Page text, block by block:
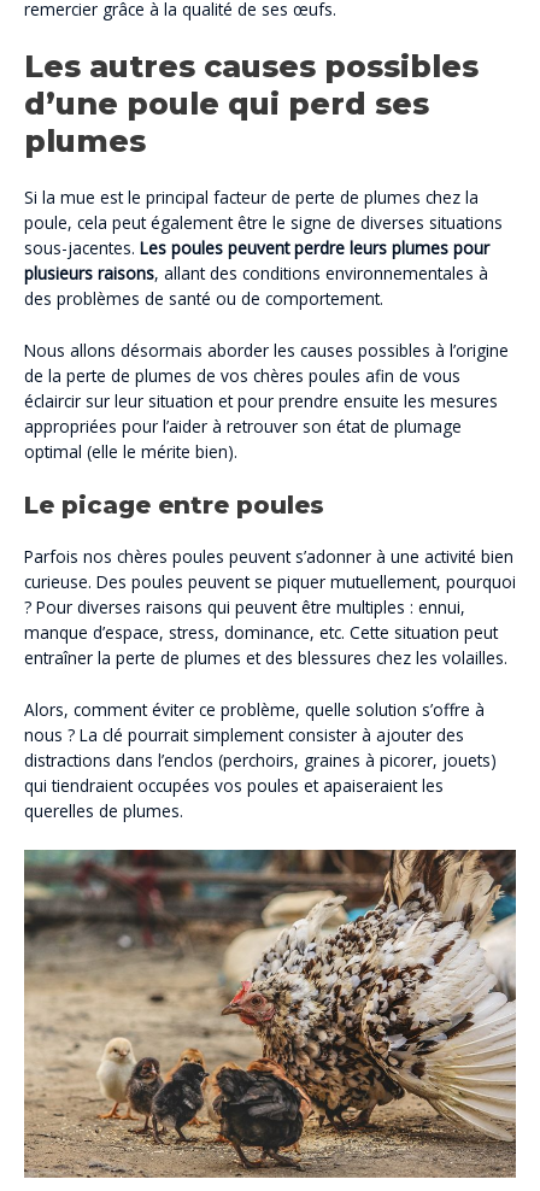
remercier grâce à la qualité de ses œufs.
Les autres causes possibles
d’une poule qui perd ses
plumes
Si la mue est le principal facteur de perte de plumes chez la
poule, cela peut également être le signe de diverses situations
sous-jacentes. Les poules peuvent perdre leurs plumes pour
plusieurs raisons, allant des conditions environnementales à
des problèmes de santé ou de comportement.
Nous allons désormais aborder les causes possibles à l’origine
de la perte de plumes de vos chères poules afin de vous
éclaircir sur leur situation et pour prendre ensuite les mesures
appropriées pour l’aider à retrouver son état de plumage
optimal (elle le mérite bien).
Le picage entre poules
Parfois nos chères poules peuvent s’adonner à une activité bien
curieuse. Des poules peuvent se piquer mutuellement, pourquoi
? Pour diverses raisons qui peuvent être multiples : ennui,
manque d’espace, stress, dominance, etc. Cette situation peut
entraîner la perte de plumes et des blessures chez les volailles.
Alors, comment éviter ce problème, quelle solution s’offre à
nous ? La clé pourrait simplement consister à ajouter des
distractions dans l’enclos (perchoirs, graines à picorer, jouets)
qui tiendraient occupées vos poules et apaiseraient les
querelles de plumes.